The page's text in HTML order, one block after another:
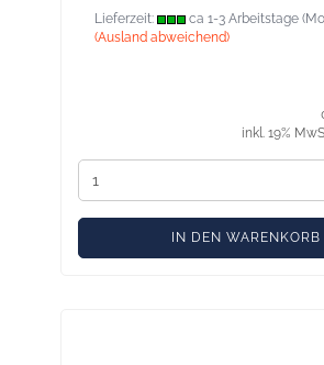
Lieferzeit:
ca 1-3 Arbeitstage
(Ausland abweichend)
inkl. 19%
IN DEN WARENKORB